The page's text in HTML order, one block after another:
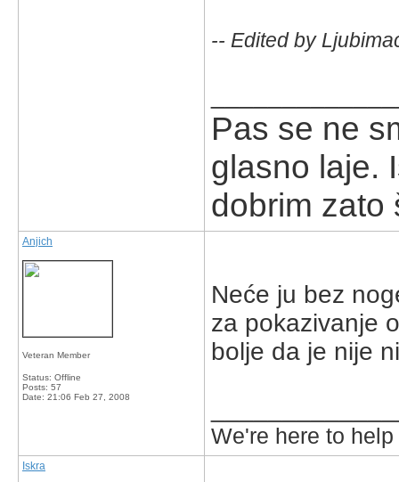
-- Edited by
Pas se ne
glasno laje.
dobrim zato
Anjich
Veteran Member
Status: Offline
Posts: 57
Date: 21:06 Feb 27, 2008
Neće ju bez
za pokazivanje
bolje da je nije
We're here to
Iskra